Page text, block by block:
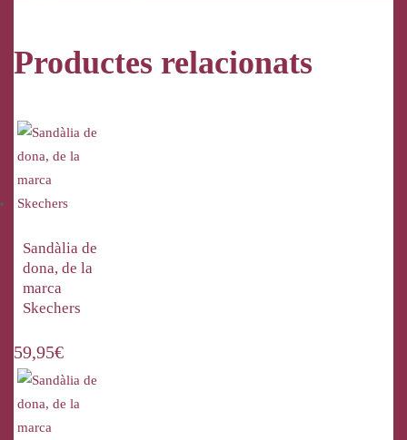
Productes relacionats
Sandàlia de
dona, de la
marca
Skechers
59,95€